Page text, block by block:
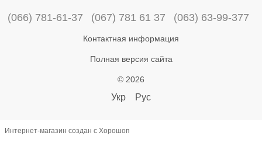
(066) 781-61-37 (067) 781 61 37 (063) 63-99-377
Контактная информация
Полная версия сайта
© 2026
Укр Рус
Интернет-магазин создан с Хорошоп